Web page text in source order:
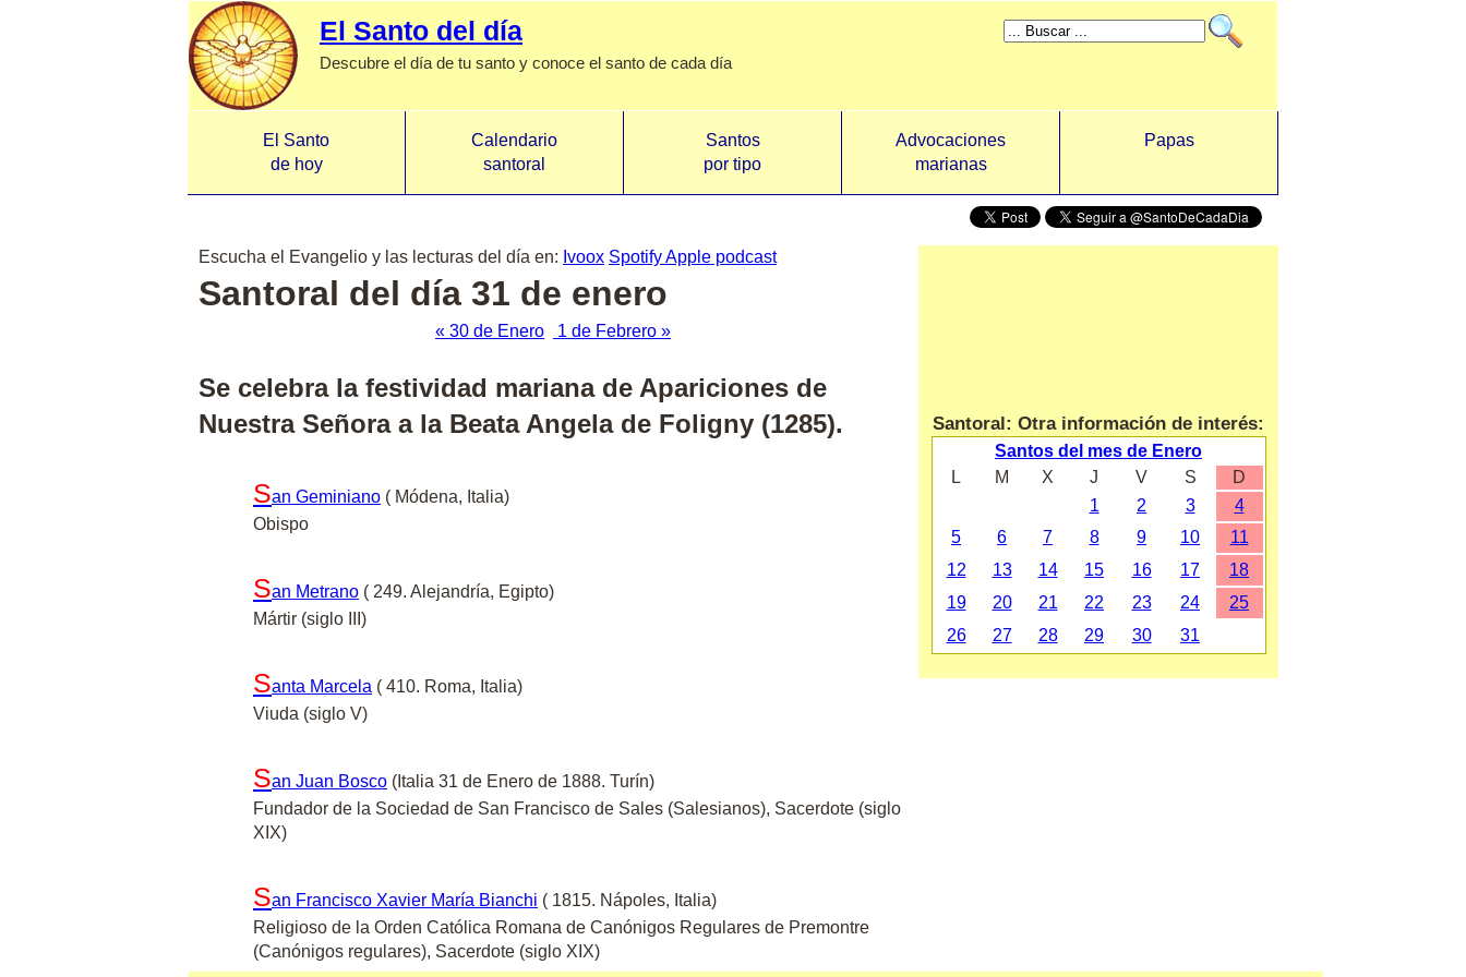
El Santo del día
Descubre el día de tu santo y conoce el santo de cada día
El Santo
de hoy
Calendario
santoral
Santos
por tipo
Advocaciones
marianas
Papas
Escucha el Evangelio y las lecturas del día en: Ivoox SpotifyApple podcast
Santoral del día 31 de enero
« 30 de Enero 1 de Febrero »
Se celebra la festividad mariana de Apariciones de
Nuestra Señora a la Beata Angela de Foligny (1285).
San Geminiano ( Módena, Italia)
Obispo
San Metrano ( 249. Alejandría, Egipto)
Mártir (siglo III)
Santa Marcela ( 410. Roma, Italia)
Viuda (siglo V)
San Juan Bosco (Italia 31 de Enero de 1888. Turín)
Fundador de la Sociedad de San Francisco de Sales (Salesianos), Sacerdote (siglo
XIX)
San Francisco Xavier María Bianchi ( 1815. Nápoles, Italia)
Religioso de la Orden Católica Romana de Canónigos Regulares de Premontre
(Canónigos regulares), Sacerdote (siglo XIX)
Santoral: Otra información de interés:
Santos del mes de Enero
L
M X J V S
D
1
2 3
4
5
6 7 8 9 10
11
12
13 14 15 16 17
18
19
20 21 22 23 24
25
26
27 28 29 30 31